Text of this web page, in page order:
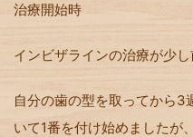
治療開始時
インビザラインの治療が少し
自分の歯の型を取ってから3
いて1番を付け始めましたが